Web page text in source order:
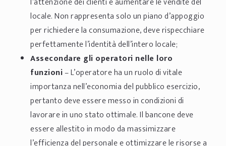
locale. Non rappresenta solo un piano d’appoggio
per richiedere la consumazione, deve rispecchiare
perfettamente l’identità dell’intero locale;
Assecondare gli operatori nelle loro
funzioni– L’operatore ha un ruolo di vitale
importanza nell’economia del pubblico esercizio,
pertanto deve essere messo in condizioni di
lavorare in uno stato ottimale. Il bancone deve
essere allestito in modo da massimizzare
l’efficienza del personale e ottimizzare le risorse a